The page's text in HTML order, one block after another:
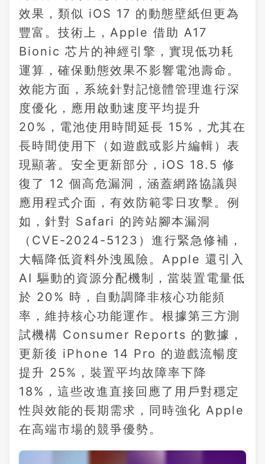
效果，類似 iOS 17 的動態壁紙但更為
豐富。技術上，Apple 借助 A17
Bionic 芯片的神經引擎，實現低功耗
運算，確保動態效果不影響電池壽命。
效能方面，系統針對記憶體管理進行深
度優化，應用啟動速度平均提升
20%，電池使用時間延長 15%，尤其在
長時間使用下（如遊戲或影片編輯）表
現顯著。安全更新部分，iOS 18.5 修
復了 12 個高危漏洞，涵蓋網路協議與
應用程式介面，有效防範零日攻擊。例
如，針對 Safari 的跨站腳本漏洞
（CVE-2024-5123）進行緊急修補，
大幅降低資料外洩風險。Apple 還引入
AI 驅動的資源分配機制，當裝置電量低
於 20% 時，自動調降非核心功能頻
率，維持核心功能運作。根據第三方測
試機構 Consumer Reports 的數據，
更新後 iPhone 14 Pro 的遊戲流暢度
提升 25%，裝置平均故障率下降
18%，這些改進直接回應了用戶對穩定
性與效能的長期需求，同時強化 Apple
在高端市場的競爭優勢。